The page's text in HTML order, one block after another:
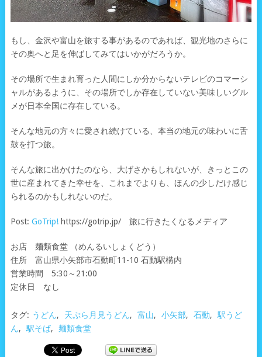
もし、金沢や富山を旅する事があるのであれば、観光地のさらに
その奥へと足を伸ばしてみてはいかがだろうか。
その場所で生まれ育った人間にしか分からないテレビのコマーシ
ャルがあるように、その場所でしか存在していない美味しいグル
メが日本全国に存在している。
そんな地元の方々に愛され続けている、本当の地元の味わいに舌
鼓を打つ旅。
そんな旅に出かけたのなら、大げさかもしれないが、きっとこの
世に産まれてきた幸せを、これまでよりも、ほんの少しだけ感じ
られるのかもしれないのだ。
Post: GoTrip!https://gotrip.jp/ 旅に行きたくなるメディア
お店 麺類食堂 （めんるいしょくどう）
住所 富山県小矢部市石動町11-10 石動駅構内
営業時間 5:30～21:00
定休日 なし
タグ: うどん, 天ぷら月見うどん, 富山, 小矢部, 石動, 駅うど
ん, 駅そば, 麺類食堂